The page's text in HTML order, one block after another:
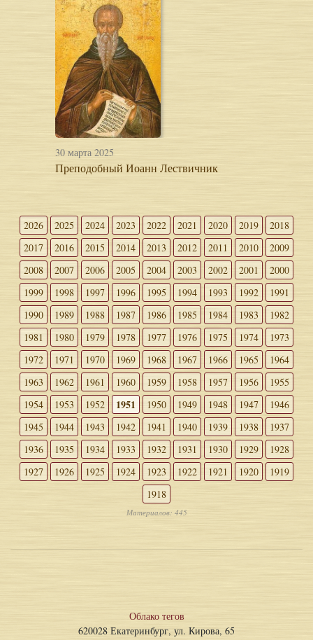
30 марта 2025
Преподобный Иоанн Лествичник
2026 2025 2024 2023 2022 2021 2020 2019
2018
2017
2016 2015 2014 2013 2012 2011 2010
2009
2008
2007 2006 2005 2004 2003 2002 2001
2000
1999
1998 1997 1996 1995 1994 1993 1992
1991
1990
1989 1988 1987 1986 1985 1984 1983
1982
1981
1980 1979 1978 1977 1976 1975 1974
1973
1972
1971 1970 1969 1968 1967 1966 1965
1964
1963
1962 1961 1960 1959 1958 1957 1956
1955
1954
1953 1952 1951 1950 1949 1948 1947
1946
1945
1944 1943 1942 1941 1940 1939 1938
1937
1936
1935 1934 1933 1932 1931 1930 1929
1928
1927
1926 1925 1924 1923 1922 1921 1920
1919
1918
Материалов: 445
Облако тегов
620028 Екатеринбург, ул. Кирова, 65